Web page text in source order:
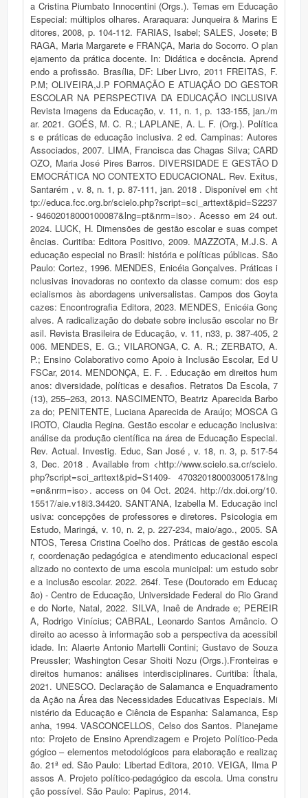
a Cristina Piumbato Innocentini (Orgs.). Temas em Educação
Especial: múltiplos olhares. Araraquara: Junqueira & Marins E
ditores, 2008, p. 104-112. FARIAS, Isabel; SALES, Josete; B
RAGA, Maria Margarete e FRANÇA, Maria do Socorro. O plan
ejamento da prática docente. In: Didática e docência. Aprend
endo a profissão. Brasília, DF: Liber Livro, 2011 FREITAS, F.
P.M; OLIVEIRA,J.P FORMAÇÃO E ATUAÇÃO DO GESTOR
ESCOLAR NA PERSPECTIVA DA EDUCAÇÃO INCLUSIVA
Revista Imagens da Educação, v. 11, n. 1, p. 133-155, jan./m
ar. 2021. GOÉS, M. C. R.; LAPLANE, A. L. F. (Org.). Política
s e práticas de educação inclusiva. 2 ed. Campinas: Autores
Associados, 2007. LIMA, Francisca das Chagas Silva; CARD
OZO, Maria José Pires Barros. DIVERSIDADE E GESTÃO D
EMOCRÁTICA NO CONTEXTO EDUCACIONAL. Rev. Exitus,
Santarém , v. 8, n. 1, p. 87-111, jan. 2018 . Disponível em <ht
tp://educa.fcc.org.br/scielo.php?script=sci_arttext&pid=S2237
- 94602018000100087&lng=pt&nrm=iso>. Acesso em 24 out.
2024. LUCK, H. Dimensões de gestão escolar e suas compet
ências. Curitiba: Editora Positivo, 2009. MAZZOTA, M.J.S. A
educação especial no Brasil: história e políticas públicas. São
Paulo: Cortez, 1996. MENDES, Enicéia Gonçalves. Práticas i
nclusivas inovadoras no contexto da classe comum: dos esp
ecialismos às abordagens universalistas. Campos dos Goyta
cazes: Encontrografia Editora, 2023. MENDES, Enicéia Gonç
alves. A radicalização do debate sobre inclusão escolar no Br
asil. Revista Brasileira de Educação, v. 11, n33, p. 387-405, 2
006. MENDES, E. G.; VILARONGA, C. A. R.; ZERBATO, A.
P.; Ensino Colaborativo como Apoio à Inclusão Escolar, Ed U
FSCar, 2014. MENDONÇA, E. F. . Educação em direitos hum
anos: diversidade, políticas e desafios. Retratos Da Escola, 7
(13), 255–263, 2013. NASCIMENTO, Beatriz Aparecida Barbo
za do; PENITENTE, Luciana Aparecida de Araújo; MOSCA G
IROTO, Claudia Regina. Gestão escolar e educação inclusiva:
análise da produção científica na área de Educação Especial.
Rev. Actual. Investig. Educ, San José , v. 18, n. 3, p. 517-54
3, Dec. 2018 . Available from <http://www.scielo.sa.cr/scielo.
php?script=sci_arttext&pid=S1409- 47032018000300517&lng
=en&nrm=iso>. access on 04 Oct. 2024. http://dx.doi.org/10.
15517/aie.v18i3.34420. SANT’ANA, Izabella M. Educação incl
usiva: concepções de professores e diretores. Psicologia em
Estudo, Maringá, v. 10, n. 2, p. 227-234, maio/ago., 2005. SA
NTOS, Teresa Cristina Coelho dos. Práticas de gestão escola
r, coordenação pedagógica e atendimento educacional especi
alizado no contexto de uma escola municipal: um estudo sobr
e a inclusão escolar. 2022. 264f. Tese (Doutorado em Educaç
ão) - Centro de Educação, Universidade Federal do Rio Grand
e do Norte, Natal, 2022. SILVA, Inaê de Andrade e; PEREIR
A, Rodrigo Vinícius; CABRAL, Leonardo Santos Amâncio. O
direito ao acesso à informação sob a perspectiva da acessibil
idade. In: Alaerte Antonio Martelli Contini; Gustavo de Souza
Preussler; Washington Cesar Shoiti Nozu (Orgs.).Fronteiras e
direitos humanos: análises interdisciplinares. Curitiba: Íthala,
2021. UNESCO. Declaração de Salamanca e Enquadramento
da Ação na Área das Necessidades Educativas Especiais. Mi
nistério da Educação e Ciência de Espanha: Salamanca, Esp
anha, 1994. VASCONCELLOS, Celso dos Santos. Planejame
nto: Projeto de Ensino Aprendizagem e Projeto Político-Peda
gógico – elementos metodológicos para elaboração e realizaç
ão. 21ª ed. São Paulo: Libertad Editora, 2010. VEIGA, Ilma P
assos A. Projeto político-pedagógico da escola. Uma constru
ção possível. São Paulo: Papirus, 2014.